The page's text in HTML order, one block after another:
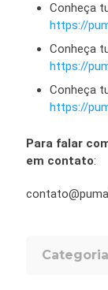
Conheça
https://
Conheça
https://
Conheça
https://
Para falar
em contato: